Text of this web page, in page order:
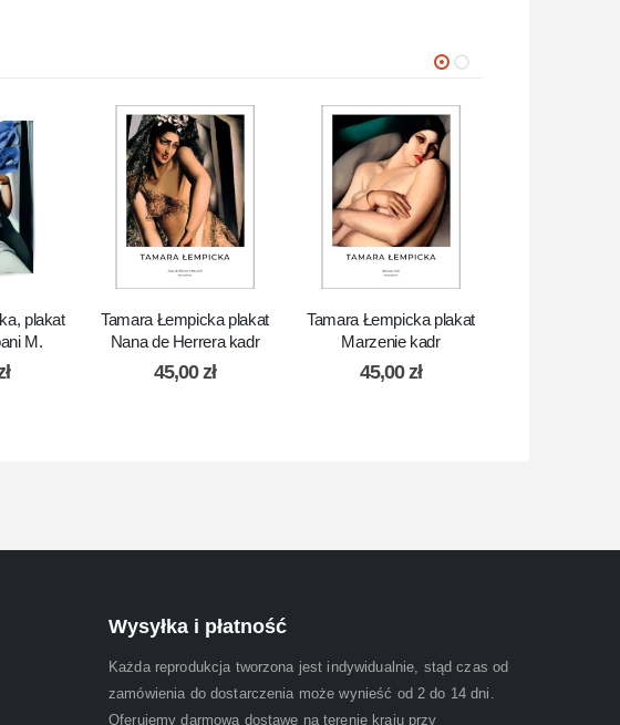
plakat
M.
Tamara Łempicka plakat
Nana de Herrera kadr
45,00zł
Tamara Łempicka plakat
Marzenie kadr
45,00zł
Wysyłka i płatność
Każda reprodukcja tworzona jest indywidualnie, stąd czas od
zamówienia do dostarczenia może wynieść od 2 do 14 dni.
Oferujemy darmową dostawę na terenie kraju przy